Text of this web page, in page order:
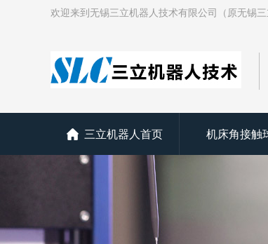
欢迎来到无锡三立机器人技术有限公司（原无锡
三立机器人首页 机床角接触